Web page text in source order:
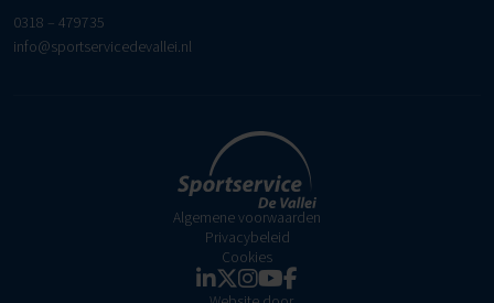
0318 – 479735
info@sportservicedevallei.nl
Algemene voorwaarden
Privacybeleid
Cookies